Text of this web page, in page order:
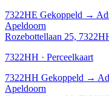
7322HE Gekoppeld →
Apeldoorn
Rozebottellaan 25,
7322HH · Perceelkaart
7322HH Gekoppeld →
Apeldoorn